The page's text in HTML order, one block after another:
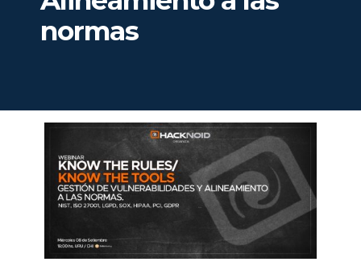
normas